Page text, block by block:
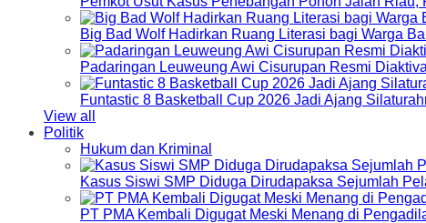
Big Bad Wolf Hadirkan Ruang Literasi bagi Warga
Padaringan Leuweung Awi Cisurupan Resmi
Funtastic 8 Basketball Cup 2026 Jadi Ajang
View all
Politik
Hukum dan Kriminal
Kasus Siswi SMP Diduga Dirudapaksa Sejumlah
PT PMA Kembali Digugat Meski Menang di